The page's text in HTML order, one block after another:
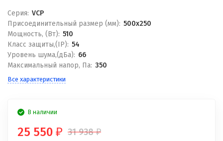
Серия: VCP
Присоединительный размер (мм): 500x250
Мощность, (Вт): 510
Класс защиты,(IP): 54
Уровень шума,(дБа): 66
Максимальный напор, Па: 350
Все характеристики
В наличии
25 550 ₽ 31 938₽